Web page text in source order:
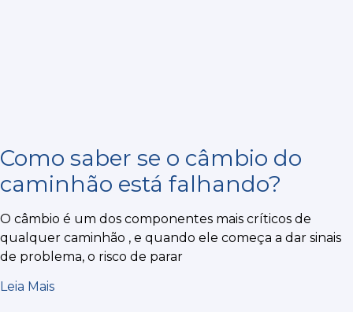
Como saber se o câmbio do
caminhão está falhando?
O câmbio é um dos componentes mais críticos de
qualquer caminhão , e quando ele começa a dar sinais
de problema, o risco de parar
Leia Mais